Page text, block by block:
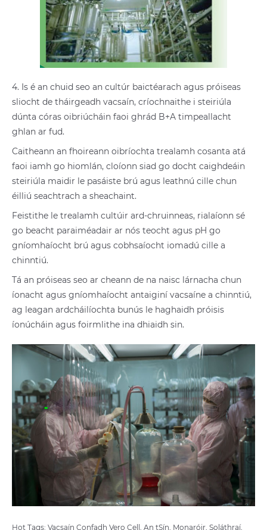
4. Is é an chuid seo an cultúr baictéarach agus próiseas
sliocht de tháirgeadh vacsaín, críochnaithe i steiriúla
dúnta córas oibriúcháin faoi ghrád B+A timpeallacht
ghlan ar fud.
Caitheann an fhoireann oibríochta trealamh cosanta atá
faoi iamh go hiomlán, cloíonn siad go docht caighdeáin
steiriúla maidir le pasáiste brú agus leathnú cille chun
éilliú seachtrach a sheachaint.
Feistithe le trealamh cultúir ard-chruinneas, rialaíonn sé
go beacht paraiméadair ar nós teocht agus pH go
gníomhaíocht brú agus cobhsaíocht iomadú cille a
chinntiú.
Tá an próiseas seo ar cheann de na naisc lárnacha chun
íonacht agus gníomhaíocht antaiginí vacsaíne a chinntiú,
ag leagan ardcháilíochta bunús le haghaidh próisis
íonúcháin agus foirmlithe ina dhiaidh sin.
Hot Tags: Vacsaín Confadh Vero Cell, An tSín, Monaróir, Soláthraí,